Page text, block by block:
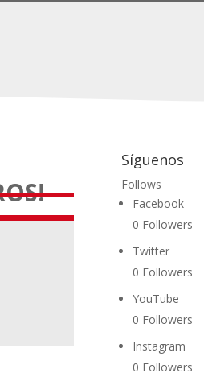
Síguenos
Follows
Facebook
0 Followers
Twitter
0 Followers
YouTube
0 Followers
Instagram
0 Followers